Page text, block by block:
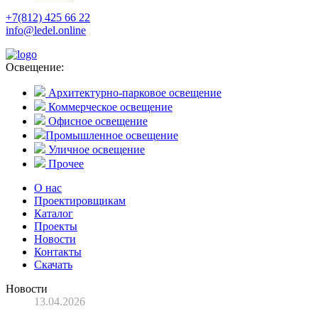
+7(812) 425 66 22
info@ledel.online
Освещение:
Архитектурно-парковое освещение
Коммерческое освещение
Офисное освещение
Промышленное освещение
Уличное освещение
Прочее
О нас
Проектировщикам
Каталог
Проекты
Новости
Контакты
Скачать
Новости
13.04.2026